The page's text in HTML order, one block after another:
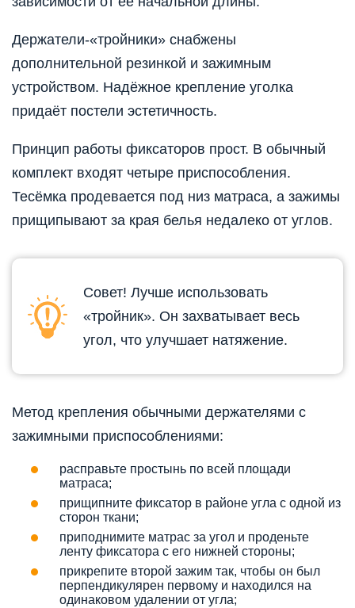
Держатели-«тройники» снабжены
дополнительной резинкой и зажимным
устройством. Надёжное крепление уголка
придаёт постели эстетичность.
Принцип работы фиксаторов прост. В обычный
комплект входят четыре приспособления.
Тесёмка продевается под низ матраса, а зажимы
прищипывают за края белья недалеко от углов.
Совет! Лучше использовать
«тройник». Он захватывает весь
угол, что улучшает натяжение.
Метод крепления обычными держателями с
зажимными приспособлениями:
расправьте простынь по всей площади
матраса;
прищипните фиксатор в районе угла с одной из
сторон ткани;
приподнимите матрас за угол и проденьте
ленту фиксатора с его нижней стороны;
прикрепите второй зажим так, чтобы он был
перпендикулярен первому и находился на
одинаковом удалении от угла;